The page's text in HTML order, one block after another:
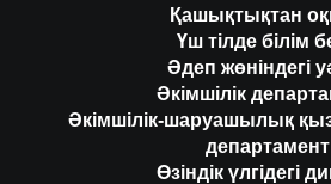
Қашықтықтан
Үш тілде білім
Әдеп жөніндегі
Әкімшілік
Әкімшілік-шаруашылық
департамент
Өзіндік үлгідегі